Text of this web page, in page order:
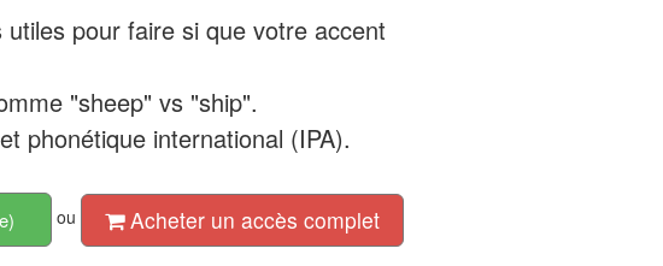
pour faire si que votre accent
"sheep" vs "ship".
phonétique international (IPA).
ou Acheter un accès complet